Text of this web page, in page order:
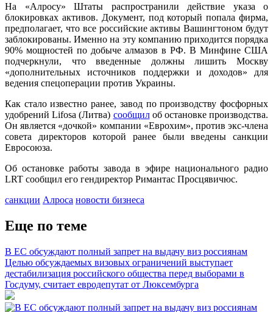
На «Алросу» Штаты распространили действие указа о
блокировках активов. Документ, под который попала фирма,
предполагает, что все российские активы Вашингтоном будут
заблокированы. Именно на эту компанию приходится порядка
90% мощностей по добыче алмазов в РФ. В Минфине США
подчеркнули, что введенные должны лишить Москву
«дополнительных источников поддержки и доходов» для
ведения спецоперации против Украины.
Как стало известно ранее, завод по производству фосфорных
удобрений Lifosa (Литва) сообщилоб остановке производства.
Он является «дочкой» компании «Еврохим», против экс-члена
совета директоров которой ранее были введены санкции
Евросоюза.
Об остановке работы завода в эфире национального радио
LRT сообщил его гендиректор Римантас Просцявичюс.
санкции Алроса новости бизнеса
Еще по теме
В ЕС обсуждают полный запрет на выдачу виз россиянам
Целью обсуждаемых визовых ограничений выступает
дестабилизация российского общества перед выборами в
Госдуму, считает евродепутат от Люксембурга